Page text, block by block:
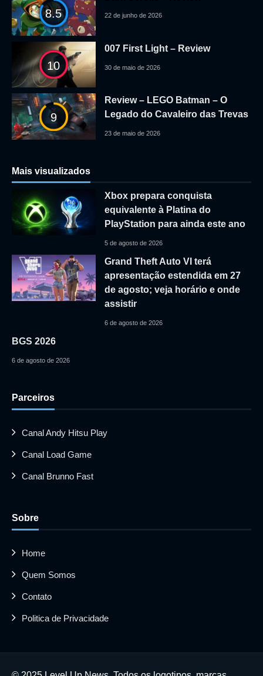
8.5 22 de junho de 2026
10
007 First Light – Review
30 de maio de 2026
9
Review – LEGO Batman – O
Legado do Cavaleiro das Trevas
23 de maio de 2026
Mais visualizados
Xbox prepara conquista
equivalente à Platina do
PlayStation para ainda este ano
5 de agosto de 2026
Grand Theft Auto VI terá
apresentação estendida em 27
de agosto; veja horário e onde
assistir
6 de agosto de 2026
BGS 2026
6 de agosto de 2026
Parceiros
Canal Andy Hitsu Play
Canal Load Game
Canal Brunno Fast
Sobre
Home
Quem Somos
Contato
Politica de Privacidade